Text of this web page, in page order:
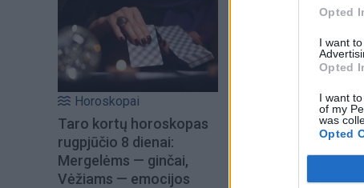
Opted
I want
Opted
I want
of my
was
Opted
Horoskopai
Taro kortų horoskopas
rugpjūčio 8 dienai:
Mergelėms — ginčai,
Vėžiams — emocijos
Demarco bei